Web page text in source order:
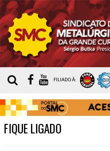
FILIADO À:
FIQUE LIGADO